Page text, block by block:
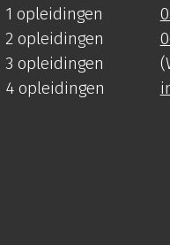
1 opleidingen
2 opleidingen
3 opleidingen
4 opleidingen